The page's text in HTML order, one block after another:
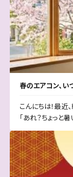
春のエアコン、い
こんにちは！最近
「あれ？ちょっと